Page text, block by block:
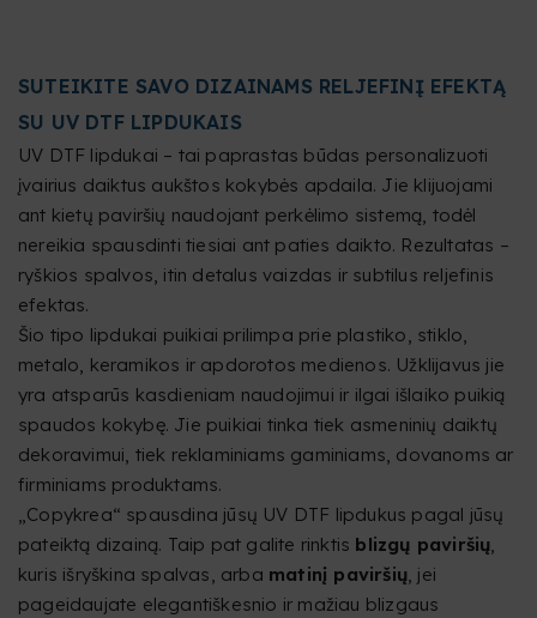
SUTEIKITE SAVO DIZAINAMS RELJEFINĮ EFEKTĄ
SU UV DTF LIPDUKAIS
UV DTF lipdukai – tai paprastas būdas personalizuoti
įvairius daiktus aukštos kokybės apdaila. Jie klijuojami
ant kietų paviršių naudojant perkėlimo sistemą, todėl
nereikia spausdinti tiesiai ant paties daikto. Rezultatas –
ryškios spalvos, itin detalus vaizdas ir subtilus reljefinis
efektas.
Šio tipo lipdukai puikiai prilimpa prie plastiko, stiklo,
metalo, keramikos ir apdorotos medienos. Užklijavus jie
yra atsparūs kasdieniam naudojimui ir ilgai išlaiko puikią
spaudos kokybę. Jie puikiai tinka tiek asmeninių daiktų
dekoravimui, tiek reklaminiams gaminiams, dovanoms ar
firminiams produktams.
„Copykrea“ spausdina jūsų UV DTF lipdukus pagal jūsų
pateiktą dizainą. Taip pat galite rinktis blizgų paviršių,
kuris išryškina spalvas, arba matinį paviršių, jei
pageidaujate elegantiškesnio ir mažiau blizgaus